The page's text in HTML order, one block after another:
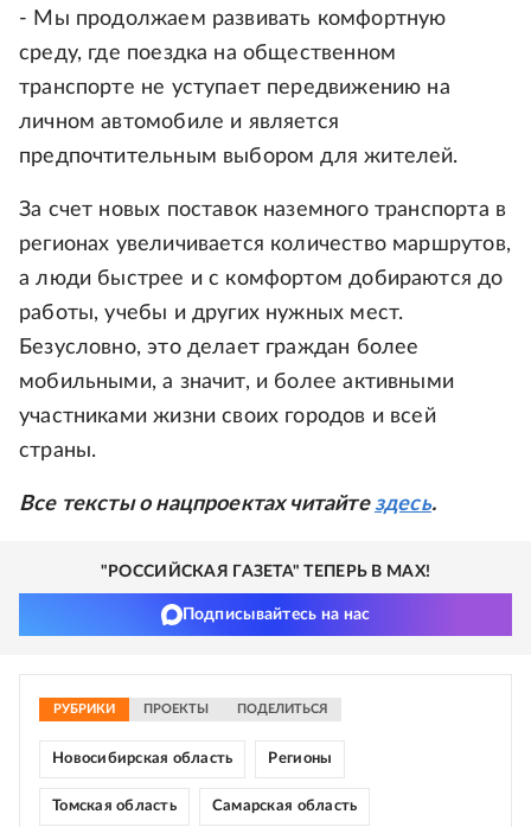
- Мы продолжаем развивать комфортную
среду, где поездка на общественном
транспорте не уступает передвижению на
личном автомобиле и является
предпочтительным выбором для жителей.
За счет новых поставок наземного транспорта в
регионах увеличивается количество маршрутов,
а люди быстрее и с комфортом добираются до
работы, учебы и других нужных мест.
Безусловно, это делает граждан более
мобильными, а значит, и более активными
участниками жизни своих городов и всей
страны.
Все тексты о нацпроектах читайтездесь.
"РОССИЙСКАЯ ГАЗЕТА" ТЕПЕРЬ В MAX!
Подписывайтесь на нас
РУБРИКИ ПРОЕКТЫ ПОДЕЛИТЬСЯ
Новосибирская область Регионы
Томская область Самарская область